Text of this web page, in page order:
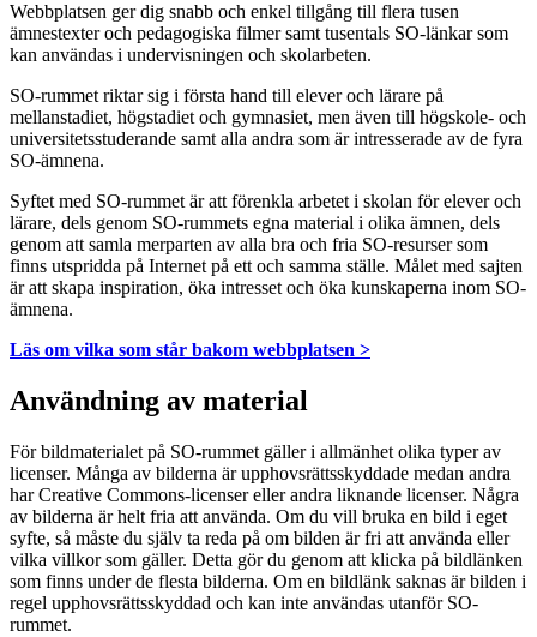
Webbplatsen ger dig snabb och enkel tillgång till flera tusen
ämnestexter och pedagogiska filmer samt tusentals SO-länkar som
kan användas i undervisningen och skolarbeten.
SO-rummet riktar sig i första hand till elever och lärare på
mellanstadiet, högstadiet och gymnasiet, men även till högskole- och
universitetsstuderande samt alla andra som är intresserade av de fyra
SO-ämnena.
Syftet med SO-rummet är att förenkla arbetet i skolan för elever och
lärare, dels genom SO-rummets egna material i olika ämnen, dels
genom att samla merparten av alla bra och fria SO-resurser som
finns utspridda på Internet på ett och samma ställe. Målet med sajten
är att skapa inspiration, öka intresset och öka kunskaperna inom SO-
ämnena.
Läs om vilka som står bakom webbplatsen >
Användning av material
För bildmaterialet på SO-rummet gäller i allmänhet olika typer av
licenser. Många av bilderna är upphovsrättsskyddade medan andra
har Creative Commons-licenser eller andra liknande licenser. Några
av bilderna är helt fria att använda. Om du vill bruka en bild i eget
syfte, så måste du själv ta reda på om bilden är fri att använda eller
vilka villkor som gäller. Detta gör du genom att klicka på bildlänken
som finns under de flesta bilderna. Om en bildlänk saknas är bilden i
regel upphovsrättsskyddad och kan inte användas utanför SO-
rummet.